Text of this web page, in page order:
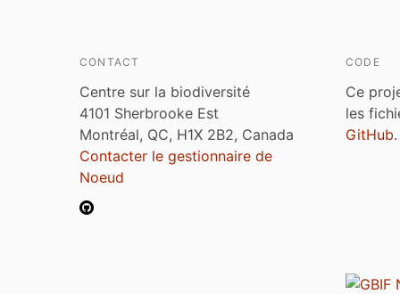
CONTACT
Centre sur la biodiversité
4101 Sherbrooke Est
Montréal, QC, H1X 2B2, Canada
Contacter le gestionnaire de
Noeud
CODE
Ce
les
GitHub.